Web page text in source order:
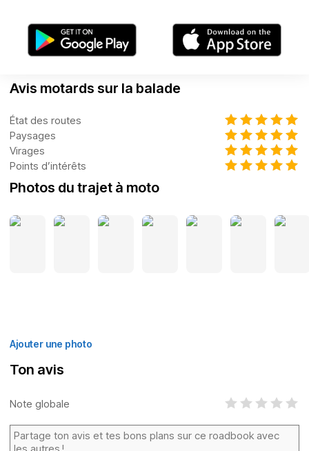
Avis motards sur la balade
État des routes
Paysages
Virages
Points d’intérêts
Photos du trajet à moto
Ajouter une photo
Ton avis
Note globale